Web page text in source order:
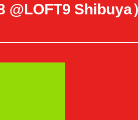
@LOFT9 Shibuya